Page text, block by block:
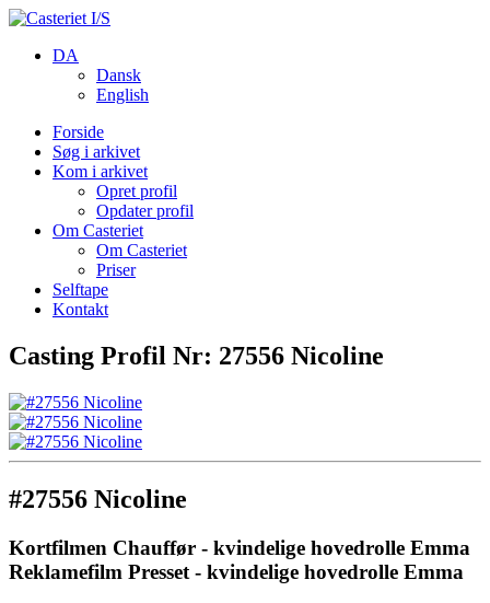
DA
Dansk
English
Forside
Søg i arkivet
Kom i arkivet
Opret profil
Opdater profil
Om Casteriet
Om Casteriet
Priser
Selftape
Kontakt
Casting Profil Nr: 27556 Nicoline
#27556 Nicoline
Kortfilmen Chauffør - kvindelige hovedrolle Emma
Reklamefilm Presset - kvindelige hovedrolle Emma